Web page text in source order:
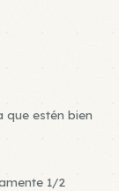
que estén bien
1/2